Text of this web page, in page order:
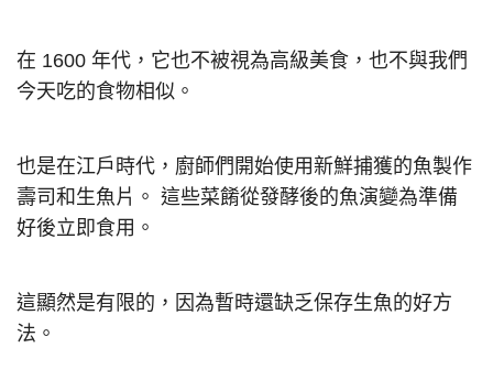
在 1600 年代，它也不被視為高級美食，也不與我們
今天吃的食物相似。
也是在江戶時代，廚師們開始使用新鮮捕獲的魚製作
壽司和生魚片。 這些菜餚從發酵後的魚演變為準備
好後立即食用。
這顯然是有限的，因為暫時還缺乏保存生魚的好方
法。